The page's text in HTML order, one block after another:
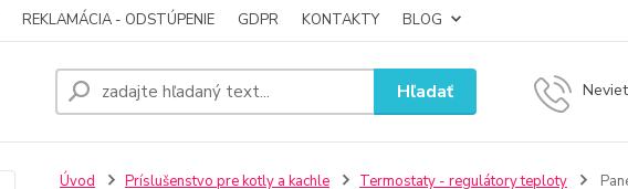
REKLAMÁCIA - ODSTÚPENIE GDPR KONTAKTY BLOG
Hľadať
Úvod Príslušenstvo pre kotly a kachle Termostaty - regulátory teploty